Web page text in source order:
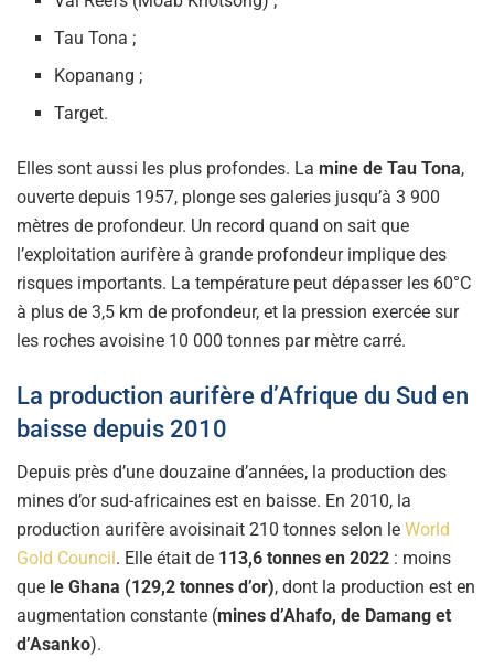
Tau Tona ;
Kopanang ;
Target.
Elles sont aussi les plus profondes. La mine de Tau Tona,
ouverte depuis 1957, plonge ses galeries jusqu’à 3 900
mètres de profondeur. Un record quand on sait que
l’exploitation aurifère à grande profondeur implique des
risques importants. La température peut dépasser les 60°C
à plus de 3,5 km de profondeur, et la pression exercée sur
les roches avoisine 10 000 tonnes par mètre carré.
La production aurifère d’Afrique du Sud en
baisse depuis 2010
Depuis près d’une douzaine d’années, la production des
mines d’or sud-africaines est en baisse. En 2010, la
production aurifère avoisinait 210 tonnes selon le World
Gold Council. Elle était de 113,6 tonnes en 2022 : moins
que le Ghana (129,2 tonnes d’or), dont la production est en
augmentation constante (mines d’Ahafo, de Damang et
d’Asanko).